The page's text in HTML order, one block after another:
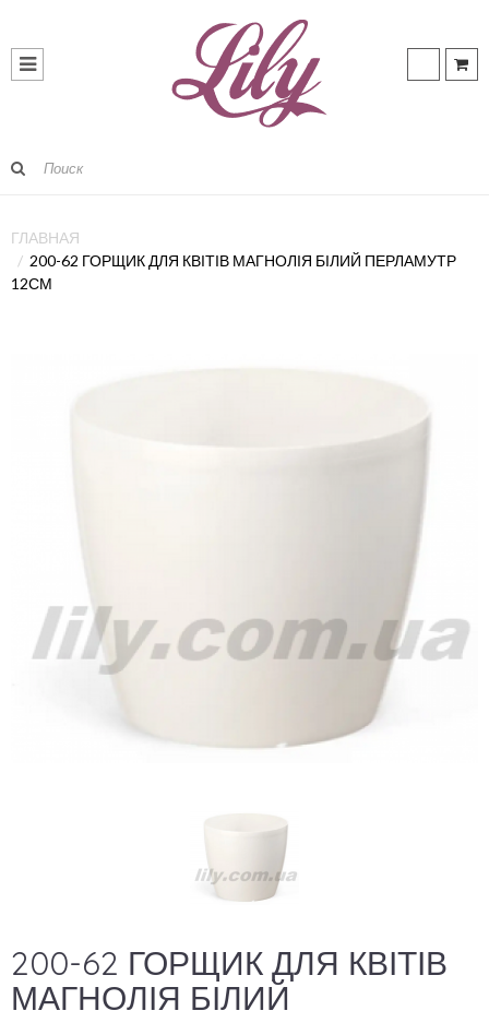
ГЛАВНАЯ
200-62 ГОРЩИК ДЛЯ КВІТІВ МАГНОЛІЯ БІЛИЙ ПЕРЛАМУТР
12СМ
200-62 ГОРЩИК ДЛЯ КВІТІВ
МАГНОЛІЯ БІЛИЙ